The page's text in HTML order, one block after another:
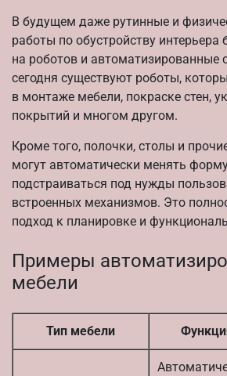
В будущем даже рутинные и
работы по обустройству интерьера
на роботов и автоматизированные
сегодня существуют роботы,
в монтаже мебели, покраске стен,
покрытий и многом другом.
Кроме того, полочки, столы и
могут автоматически менять
подстраиваться под нужды
встроенных механизмов. Это
подход к планировке и
Примеры
мебели
Тип мебели